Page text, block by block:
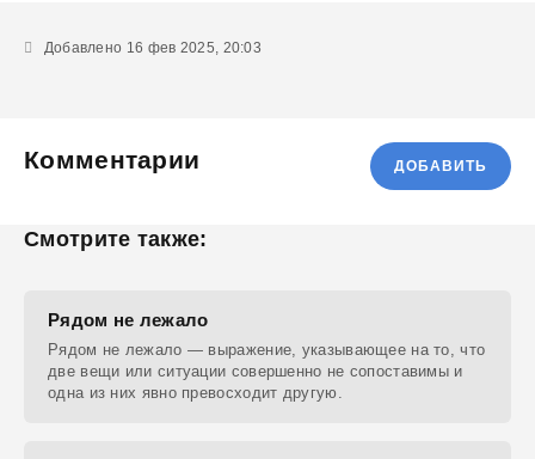
Добавлено 16 фев 2025, 20:03
Комментарии ДОБАВИТЬ
Смотрите также:
Рядом не лежало
Рядом не лежало — выражение, указывающее на то, что
две вещи или ситуации совершенно не сопоставимы и
одна из них явно превосходит другую.